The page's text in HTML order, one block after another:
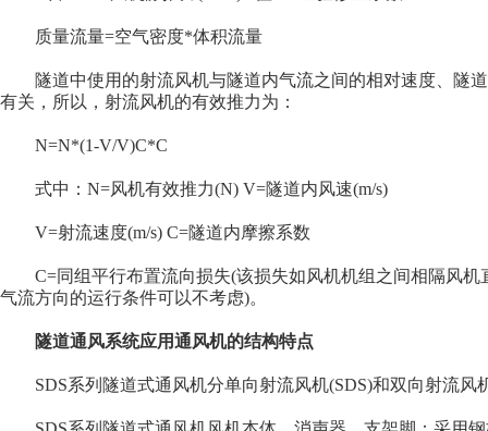
质量流量=空气密度*体积流量
隧道中使用的射流风机与隧道内气流之间的相对速度、隧道
有关，所以，射流风机的有效推力为：
N=N*(1-V/V)C*C
式中：N=风机有效推力(N) V=隧道内风速(m/s)
V=射流速度(m/s) C=隧道内摩擦系数
C=同组平行布置流向损失(该损失如风机机组之间相隔风机
气流方向的运行条件可以不考虑)。
隧道通风系统应用通风机的结构特点
SDS系列隧道式通风机分单向射流风机(SDS)和双向射流风